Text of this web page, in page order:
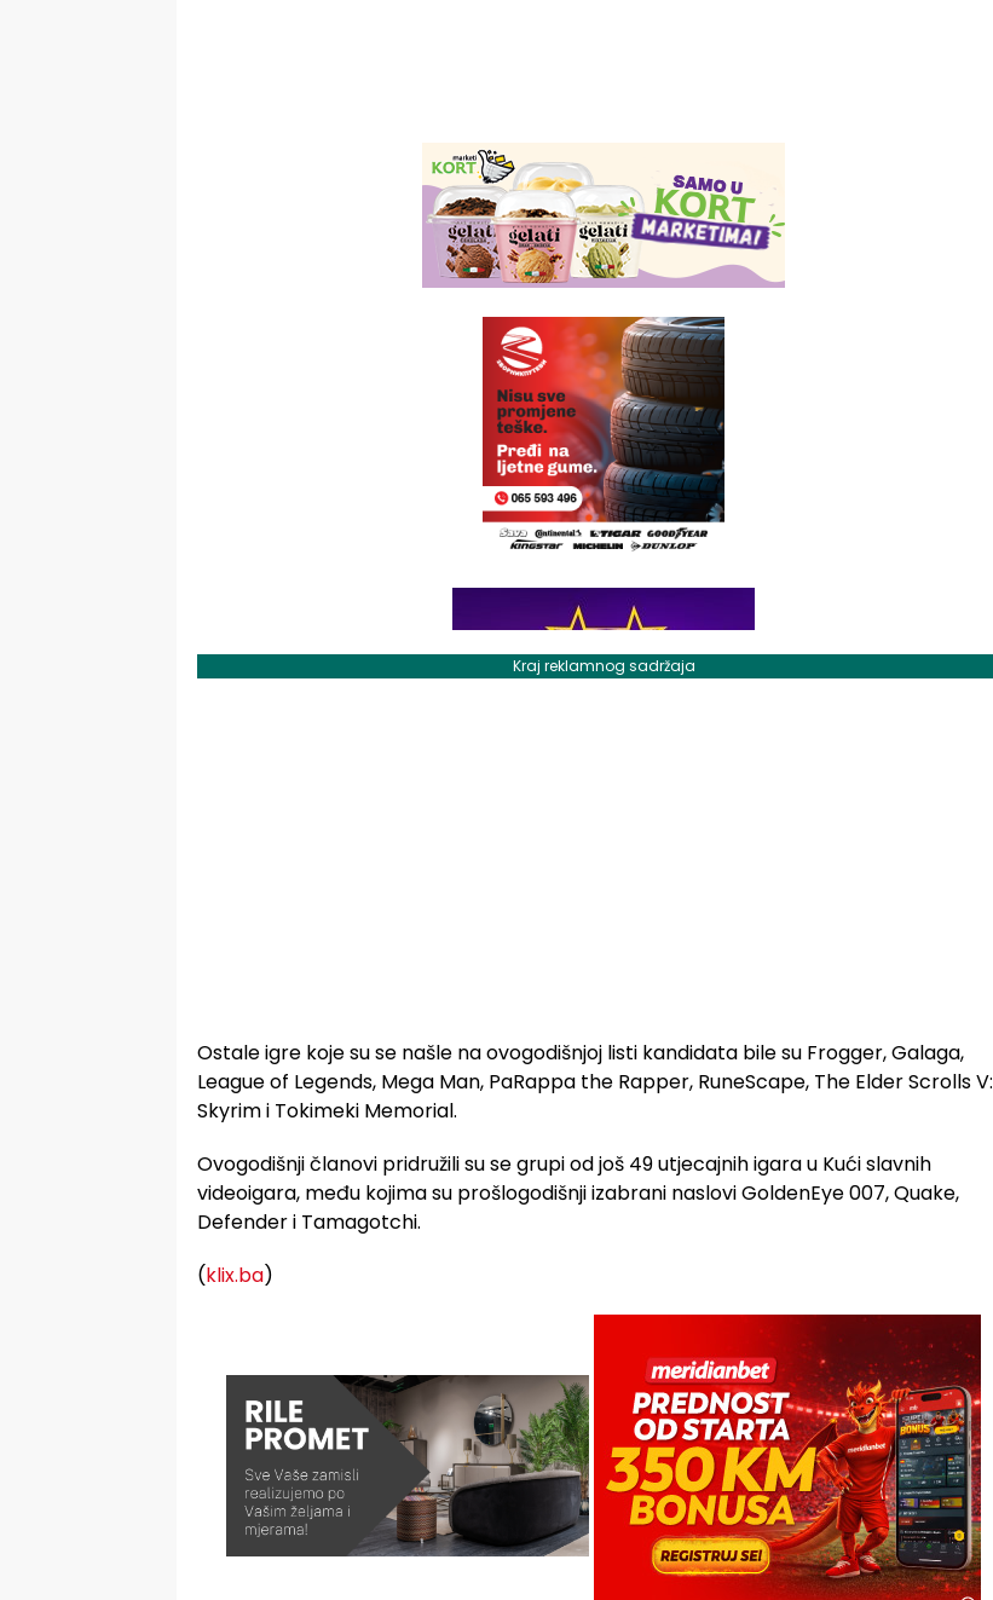
Kraj reklamnog sadržaja
Ostale igre koje su se našle na ovogodišnjoj listi kandidata bile su Frogger, Galaga,
League of Legends, Mega Man, PaRappa the Rapper, RuneScape, The Elder Scrolls V:
Skyrim i Tokimeki Memorial.
Ovogodišnji članovi pridružili su se grupi od još 49 utjecajnih igara u Kući slavnih
videoigara, među kojima su prošlogodišnji izabrani naslovi GoldenEye 007, Quake,
Defender i Tamagotchi.
(klix.ba)